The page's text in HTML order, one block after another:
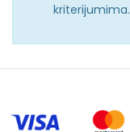
kriterijumima.